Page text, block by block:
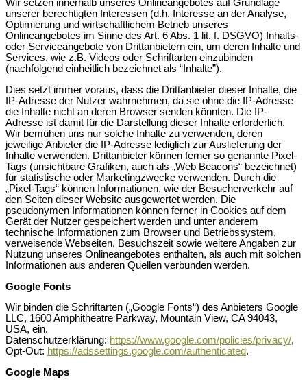
Wir setzen innerhalb unseres Onlineangebotes auf Grundlage
unserer berechtigten Interessen (d.h. Interesse an der Analyse,
Optimierung und wirtschaftlichem Betrieb unseres
Onlineangebotes im Sinne des Art. 6 Abs. 1 lit. f. DSGVO) Inhalts-
oder Serviceangebote von Drittanbietern ein, um deren Inhalte und
Services, wie z.B. Videos oder Schriftarten einzubinden
(nachfolgend einheitlich bezeichnet als “Inhalte”).
Dies setzt immer voraus, dass die Drittanbieter dieser Inhalte, die
IP-Adresse der Nutzer wahrnehmen, da sie ohne die IP-Adresse
die Inhalte nicht an deren Browser senden könnten. Die IP-
Adresse ist damit für die Darstellung dieser Inhalte erforderlich.
Wir bemühen uns nur solche Inhalte zu verwenden, deren
jeweilige Anbieter die IP-Adresse lediglich zur Auslieferung der
Inhalte verwenden. Drittanbieter können ferner so genannte Pixel-
Tags (unsichtbare Grafiken, auch als „Web Beacons“ bezeichnet)
für statistische oder Marketingzwecke verwenden. Durch die
„Pixel-Tags“ können Informationen, wie der Besucherverkehr auf
den Seiten dieser Website ausgewertet werden. Die
pseudonymen Informationen können ferner in Cookies auf dem
Gerät der Nutzer gespeichert werden und unter anderem
technische Informationen zum Browser und Betriebssystem,
verweisende Webseiten, Besuchszeit sowie weitere Angaben zur
Nutzung unseres Onlineangebotes enthalten, als auch mit solchen
Informationen aus anderen Quellen verbunden werden.
Google Fonts
Wir binden die Schriftarten („Google Fonts“) des Anbieters Google
LLC, 1600 Amphitheatre Parkway, Mountain View, CA 94043,
USA, ein.
Datenschutzerklärung: https://www.google.com/policies/privacy/,
Opt-Out: https://adssettings.google.com/authenticated.
Google Maps